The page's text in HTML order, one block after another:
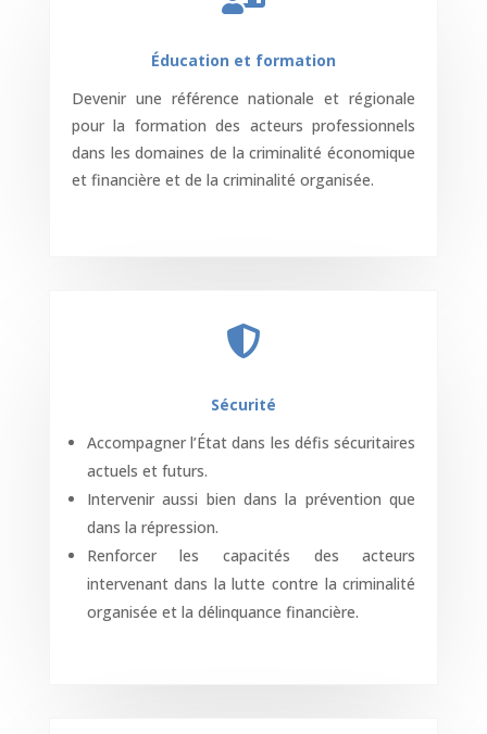
Éducation et formation
Devenir une référence nationale et régionale
pour la formation des acteurs professionnels
dans les domaines de la criminalité économique
et financière et de la criminalité organisée.

Sécurité
Accompagner l’État dans les défis sécuritaires
actuels et futurs.
Intervenir aussi bien dans la prévention que
dans la répression.
Renforcer les capacités des acteurs
intervenant dans la lutte contre la criminalité
organisée et la délinquance financière.